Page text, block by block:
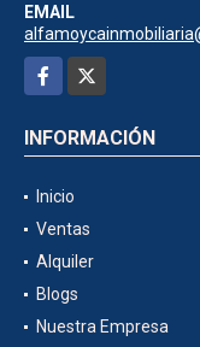
EMAIL
Facebook
INFORMACIÓN
Inicio
Ventas
Alquiler
Blogs
Nuestra Empresa